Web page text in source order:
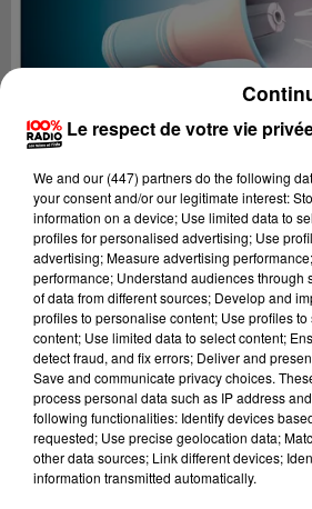
Lecture (4 min 26 sec)
100%
100% Radio les infos des
Le respect de votre vie
We and our (447) partnersdo the following
your consent and/or our legitimate interest:
information on a device; Use limited data to
profiles for personalised advertising; Use
advertising; Measure advertising
performance; Understand audiences through
of data from different sources; Develop and
profiles to personalise content; Use profiles
content; Use limited data to select content;
detect fraud, and fix errors; Deliver and
Save and communicate privacy choices.
process personal data such as IP address
following functionalities: Identify devices
requested; Use precise geolocation data;
other data sources; Link different devices;
information transmitted automatically.